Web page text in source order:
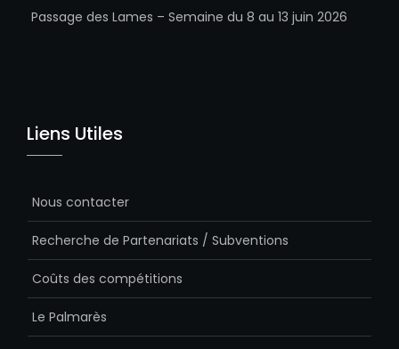
Passage des Lames – Semaine du 8 au 13 juin 2026
Liens Utiles
Nous contacter
Recherche de Partenariats / Subventions
Coûts des compétitions
Le Palmarès